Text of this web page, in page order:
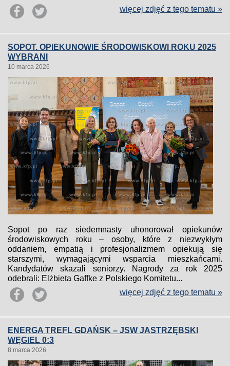
więcej zdjęć z tego tematu »
SOPOT. OPIEKUNOWIE ŚRODOWISKOWI ROKU 2025
WYBRANI
10 marca 2026
Sopot po raz siedemnasty uhonorował opiekunów
środowiskowych roku – osoby, które z niezwykłym
oddaniem, empatią i profesjonalizmem opiekują się
starszymi, wymagającymi wsparcia mieszkańcami.
Kandydatów skazali seniorzy. Nagrody za rok 2025
odebrali: Elżbieta Gaffke z Polskiego Komitetu...
więcej zdjęć z tego tematu »
ENERGA TREFL GDAŃSK – JSW JASTRZĘBSKI
WĘGIEL 0:3
8 marca 2026